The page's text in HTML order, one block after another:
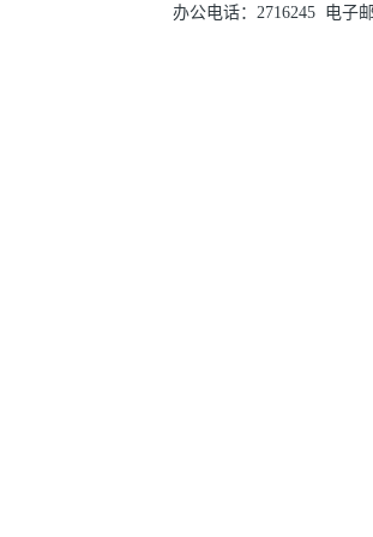
办公电话：2716245 电子